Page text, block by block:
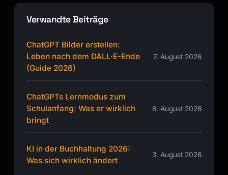
Verwandte Beiträge
ChatGPT Bilder erstellen:
Leben nach dem DALL·E-Ende
(Guide 2026)
7. August 2026
ChatGPTs Lernmodus zum
Schulanfang: Was er wirklich
bringt
6. August 2026
KI in der Buchhaltung 2026:
Was sich wirklich ändert
3. August 2026